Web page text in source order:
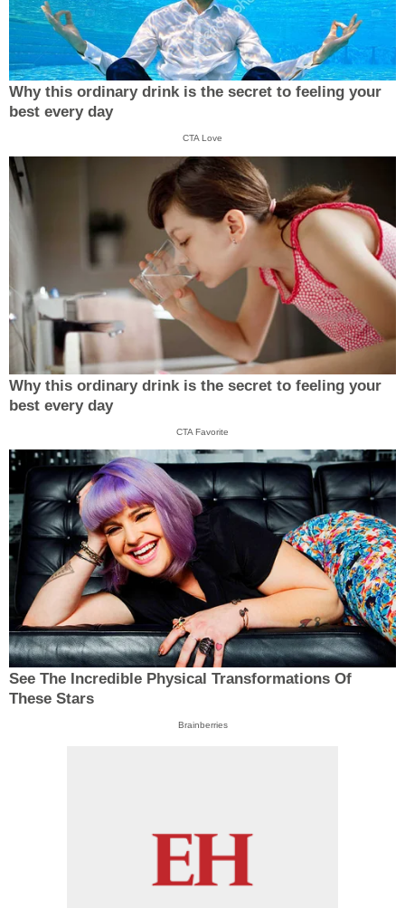
Why this ordinary drink is the secret to feeling your
best every day
CTA Love
Why this ordinary drink is the secret to feeling your
best every day
CTA Favorite
See The Incredible Physical Transformations Of
These Stars
Brainberries